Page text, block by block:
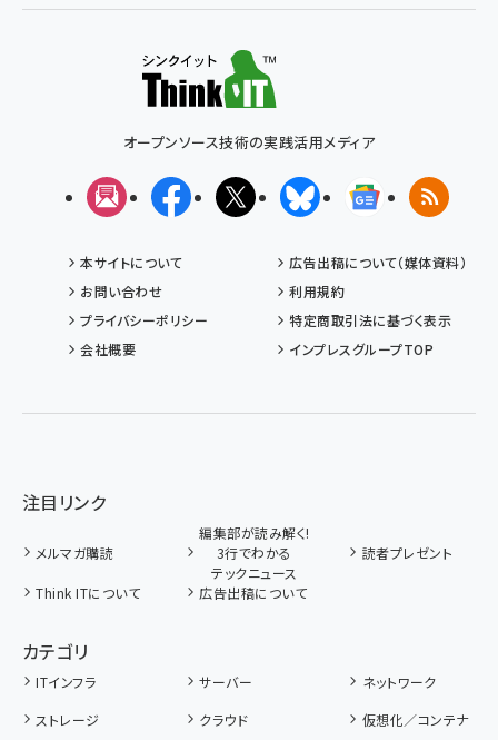
オープンソース技術の実践活用メディア
メルマガFacebookX(エックス)BlueskyGoogleニュ
RSS
本サイトについて
広告出稿について（媒体資料）
お問い合わせ
利用規約
プライバシーポリシー
特定商取引法に基づく表示
会社概要
インプレスグループTOP
注目リンク
メルマガ購読
編集部が読み解く!
3行でわかる
テックニュース
読者プレゼント
Think ITについて 広告出稿について
カテゴリ
ITインフラ サーバー
ネットワーク
ストレージ
クラウド
仮想化／コンテナ